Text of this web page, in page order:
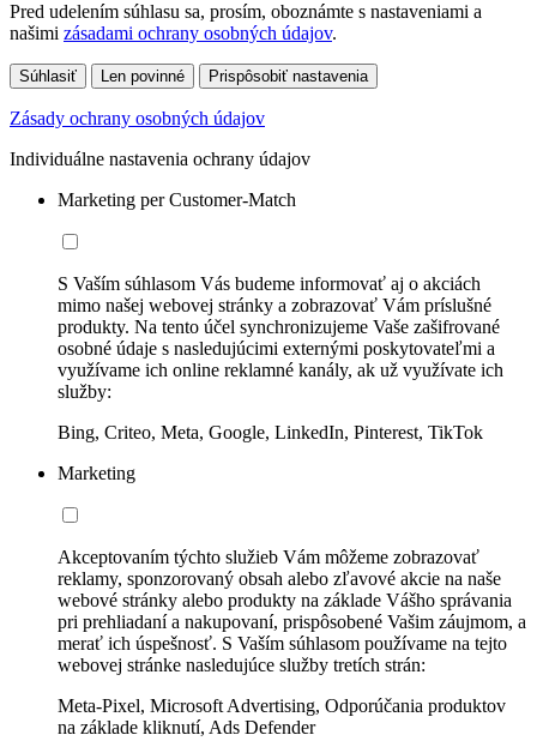
Pred udelením súhlasu sa, prosím, oboznámte s nastaveniami a
našimi zásadami ochrany osobných údajov.
Súhlasiť Len povinné Prispôsobiť nastavenia
Zásady ochrany osobných údajov
Individuálne nastavenia ochrany údajov
Marketing per Customer-Match
S Vaším súhlasom Vás budeme informovať aj o akciách
mimo našej webovej stránky a zobrazovať Vám príslušné
produkty. Na tento účel synchronizujeme Vaše zašifrované
osobné údaje s nasledujúcimi externými poskytovateľmi a
využívame ich online reklamné kanály, ak už využívate ich
služby:
Bing, Criteo, Meta, Google, LinkedIn, Pinterest, TikTok
Marketing
Akceptovaním týchto služieb Vám môžeme zobrazovať
reklamy, sponzorovaný obsah alebo zľavové akcie na naše
webové stránky alebo produkty na základe Vášho správania
pri prehliadaní a nakupovaní, prispôsobené Vašim záujmom, a
merať ich úspešnosť. S Vaším súhlasom používame na tejto
webovej stránke nasledujúce služby tretích strán:
Meta-Pixel, Microsoft Advertising, Odporúčania produktov
na základe kliknutí, Ads Defender